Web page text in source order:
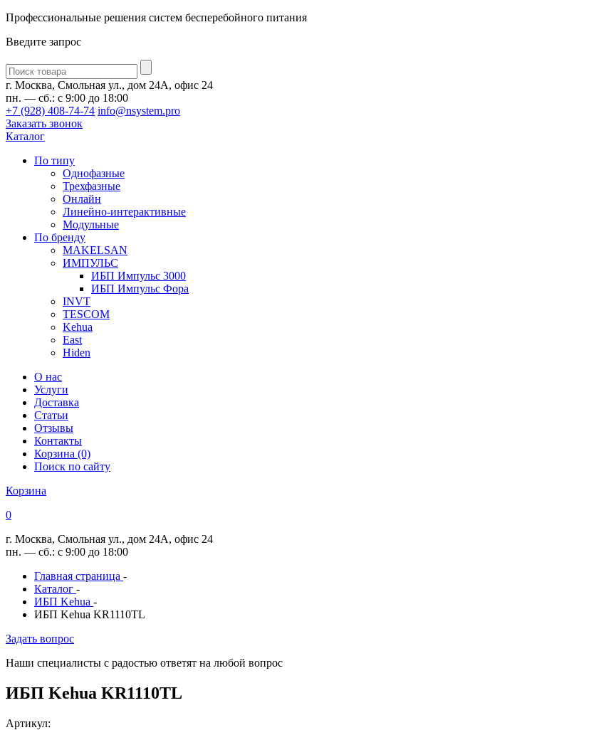
Профессиональные решения систем бесперебойного питания
Введите запрос
Введите
запрос
г. Москва, Смольная ул., дом 24А, офис 24
пн. — сб.: с 9:00 до 18:00
+7 (928) 408-74-74 info@nsystem.pro
Заказать звонок
Каталог
По типу
Однофазные
Трехфазные
Онлайн
Линейно-интерактивные
Модульные
По бренду
MAKELSAN
ИМПУЛЬС
ИБП Импульс 3000
ИБП Импульс Фора
INVT
TESCOM
Kehua
East
Hiden
О нас
Услуги
Доставка
Статьи
Отзывы
Контакты
Корзина (0)
Поиск по сайту
Корзина
0
г. Москва, Смольная ул., дом 24А, офис 24
пн. — сб.: с 9:00 до 18:00
Главная страница -
Каталог -
ИБП Kehua -
ИБП Kehua KR1110TL
Задать вопрос
Наши специалисты с радостью ответят на любой вопрос
ИБП Kehua KR1110TL
Артикул: